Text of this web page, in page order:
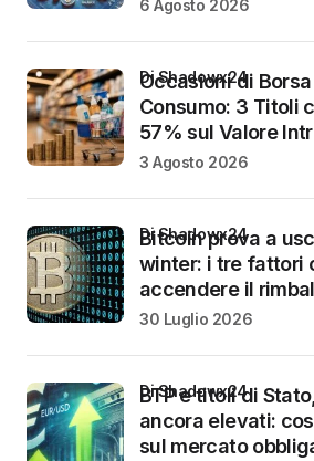
6 Agosto 2026
Occasioni di
Consumo: 3 Titoli
57% sul Valore
di Shadowx24
3 Agosto 2026
Bitcoin prova a
winter: i tre fattori
accendere il
di Shadowx24
30 Luglio 2026
BTP e titoli di
ancora elevati:
sul mercato
di Shadowx24